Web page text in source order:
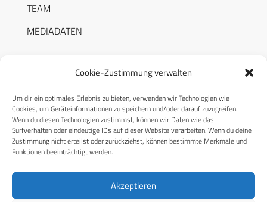
Cookie-Zustimmung verwalten
Um dir ein optimales Erlebnis zu bieten, verwenden wir Technologien wie
Cookies, um Geräteinformationen zu speichern und/oder darauf zuzugreifen.
Wenn du diesen Technologien zustimmst, können wir Daten wie das
Surfverhalten oder eindeutige IDs auf dieser Website verarbeiten. Wenn du deine
Zustimmung nicht erteilst oder zurückziehst, können bestimmte Merkmale und
Funktionen beeinträchtigt werden.
Akzeptieren
TEAM
MEDIADATEN
RECHTLICHES
Datenschutzerklärung
Cookie-Richtlinie (EU)